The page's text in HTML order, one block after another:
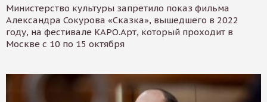
Министерство культуры запретило показ фильма
Александра Сокурова «Сказка», вышедшего в 2022
году, на фестивале КАРО.Арт, который проходит в
Москве с 10 по 15 октября